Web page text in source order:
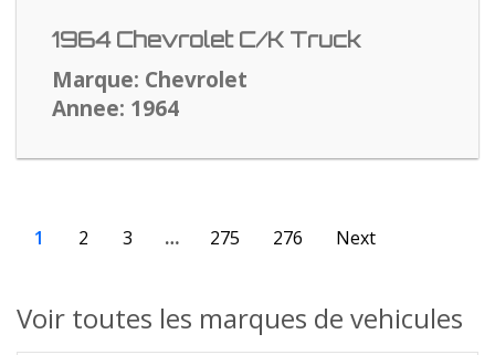
1964 Chevrolet C/K Truck
Marque: Chevrolet
Annee: 1964
1 2 3 … 275 276 Next
Voir toutes les marques de vehicules